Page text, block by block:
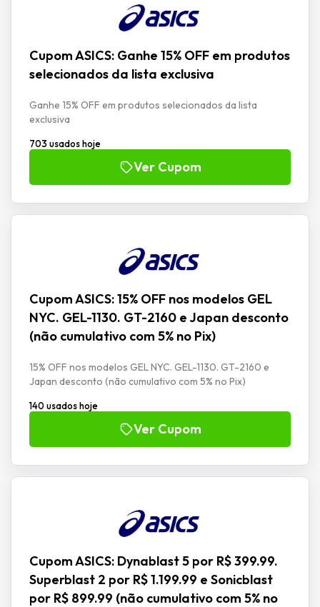
Cupom ASICS: Ganhe 15% OFF em produtos
selecionados da lista exclusiva
Ganhe 15% OFF em produtos selecionados da lista
exclusiva
703 usados hoje
Ver Cupom
Cupom ASICS: 15% OFF nos modelos GEL
NYC. GEL-1130. GT-2160 e Japan desconto
(não cumulativo com 5% no Pix)
15% OFF nos modelos GEL NYC. GEL-1130. GT-2160 e
Japan desconto (não cumulativo com 5% no Pix)
140 usados hoje
Ver Cupom
Cupom ASICS: Dynablast 5 por R$ 399.99.
Superblast 2 por R$ 1.199.99 e Sonicblast
por R$ 899.99 (não cumulativo com 5% no